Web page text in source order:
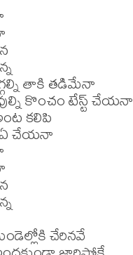
తాకి తడిమేనా
కొంచం టేస్ట్ చేయనా
కలిపి
చేయనా
చేరినవే